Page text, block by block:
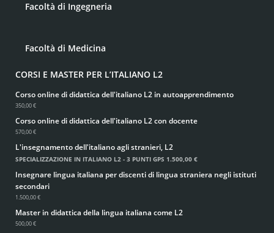
Facoltà di Ingegneria
Facoltà di Medicina
CORSI E MASTER PER L’ITALIANO L2
Corso online di didattica dell'italiano L2 in autoapprendimento
350,00 €
Corso online di didattica dell'italiano L2 con docente
570,00 €
L'insegnamento dell'italiano agli stranieri, L2
SPECIALIZZAZIONE IN ITALIANO L2 - 3 PUNTI GPS 1.500,00 €
Insegnare lingua italiana per discenti di lingua straniera negli istituti
secondari
1.500,00 €
Master in didattica della lingua italiana come L2
500,00 €